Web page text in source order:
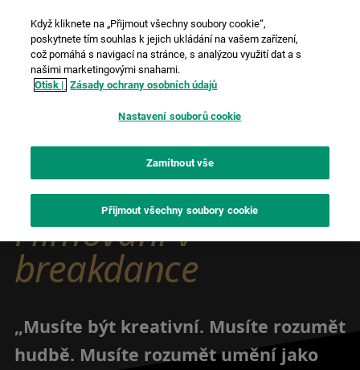
Filmování v
breakdance
„Musíte být kreativní. Musíte rozumět
hudbě. Musíte rozumět umění jako
Když kliknete na „Přijmout všechny soubory cookie“,
poskytnete tím souhlas k jejich ukládání na vašem zařízení,
což pomáhá s navigací na stránce, s analýzou využití dat a s
našimi marketingovými snahami.
Otisk | Zásady ochrany osobních údajů
Nastavení souborů cookie
Zamítnout vše
Přijmout všechny soubory cookie